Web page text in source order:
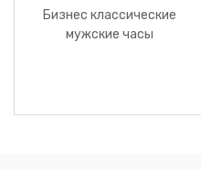
Бизнес классические
мужские часы